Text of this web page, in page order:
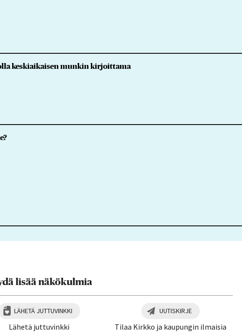
keskiaikaisen munkin kirjoittama
lisää näkökulmia
LÄHETÄ JUTTUVINKKI
Lähetä juttuvinkki
UUTISKIRJE
Tilaa Kirkko ja kaupungin ilmaisia